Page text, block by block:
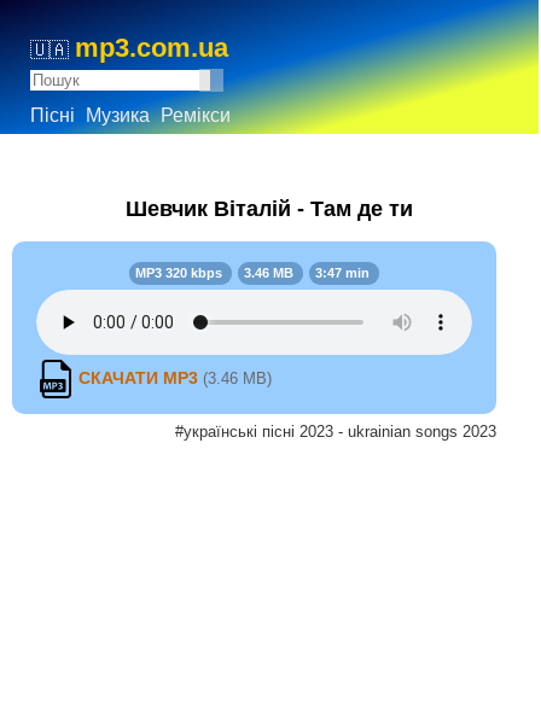
🇺🇦 mp3.com.ua
Пісні Музика Ремікси
Шевчик Віталій - Там де ти
MP3 320 kbps 3.46 MB 3:47 min
СКАЧАТИ MP3 (3.46 MB)
#українські пісні 2023 - ukrainian songs 2023